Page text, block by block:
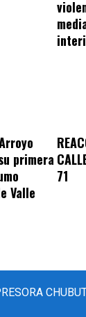
primera
Valle
71